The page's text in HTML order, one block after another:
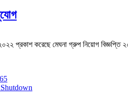
প্রকাশ করেছে মেঘনা গ্রুপ নিয়োগ বিজ্ঞপ্তি